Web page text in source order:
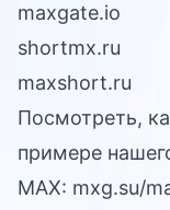
maxgate.io
shortmx.ru
maxshort.ru
Посмотреть,
примере
MAX: mxg.su/